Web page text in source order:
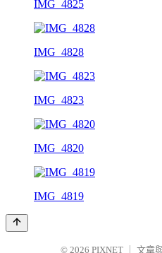
IMG_4825
IMG_4828
IMG_4823
IMG_4820
IMG_4819
© 2026 PIXNET 文章